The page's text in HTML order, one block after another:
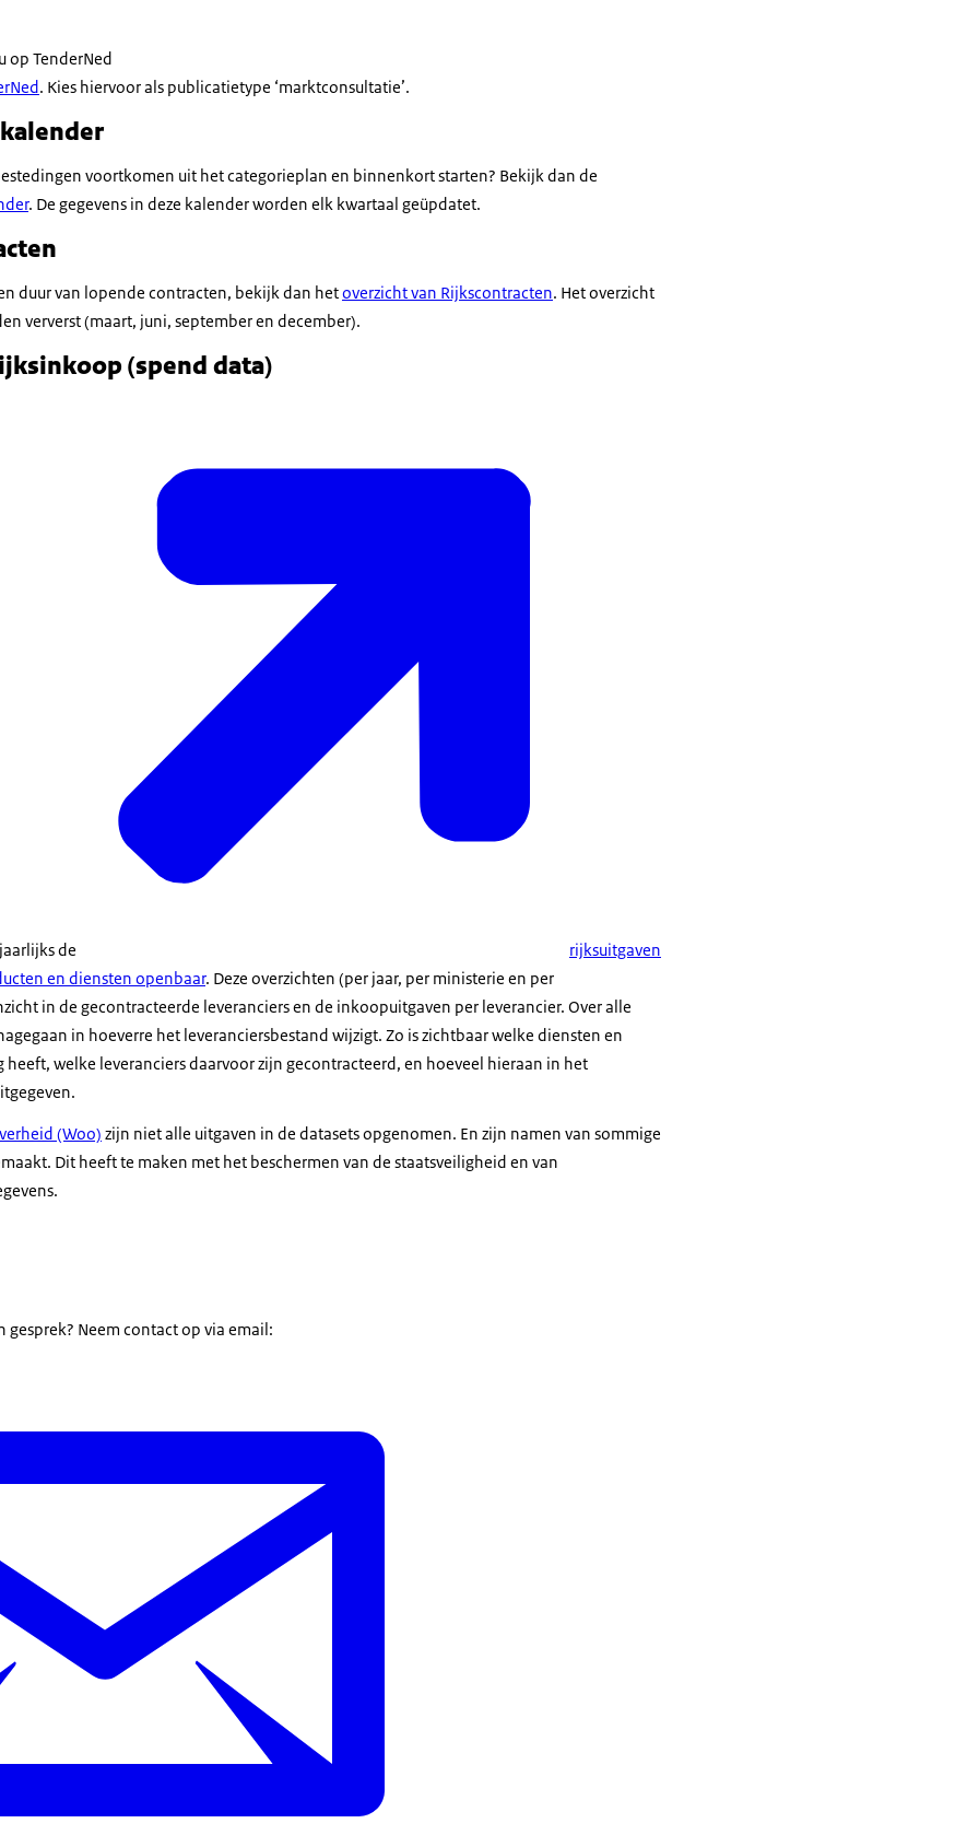
op TenderNed
. Kies hiervoor als publicatietype ‘marktconsultatie’.
voortkomen uit het categorieplan en binnenkort starten? Bekijk dan de
. De gegevens in deze kalender worden elk kwartaal geüpdatet.
duur van lopende contracten, bekijk dan hetoverzicht van Rijkscontracten. Het overzicht
ververst (maart, juni, september en december).
(spend data)
de
rijksuitgaven
en diensten openbaar. Deze overzichten (per jaar, per ministerie en per
in de gecontracteerde leveranciers en de inkoopuitgaven per leverancier. Over alle
in hoeverre het leveranciersbestand wijzigt. Zo is zichtbaar welke diensten en
welke leveranciers daarvoor zijn gecontracteerd, en hoeveel hieraan in het
(Woo) zijn niet alle uitgaven in de datasets opgenomen. En zijn namen van sommige
Dit heeft te maken met het beschermen van de staatsveiligheid en van
gesprek? Neem contact op via email: